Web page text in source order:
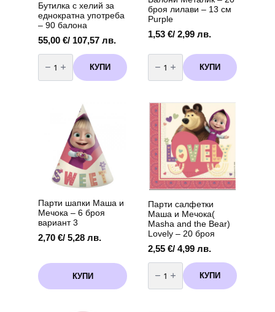
Бутилка с хелий за
еднократна употреба
– 90 балона
55,00 €/ 107,57 лв.
количество
за
Бутилка
с
еднократна
КУПИ
броя лилави – 13 см
Purple
1,53 €/ 2,99 лв.
количество
за
Балони
Металик
броя
лилави
13
см
Purple
КУПИ
Парти шапки Маша и
Мечока – 6 броя
вариант 3
2,70 €/ 5,28 лв.
КУПИ
Парти салфетки
Маша и Мечока(
Masha and the Bear)
Lovely – 20 броя
2,55 €/ 4,99 лв.
количество
за
Парти
салфетки
КУПИ